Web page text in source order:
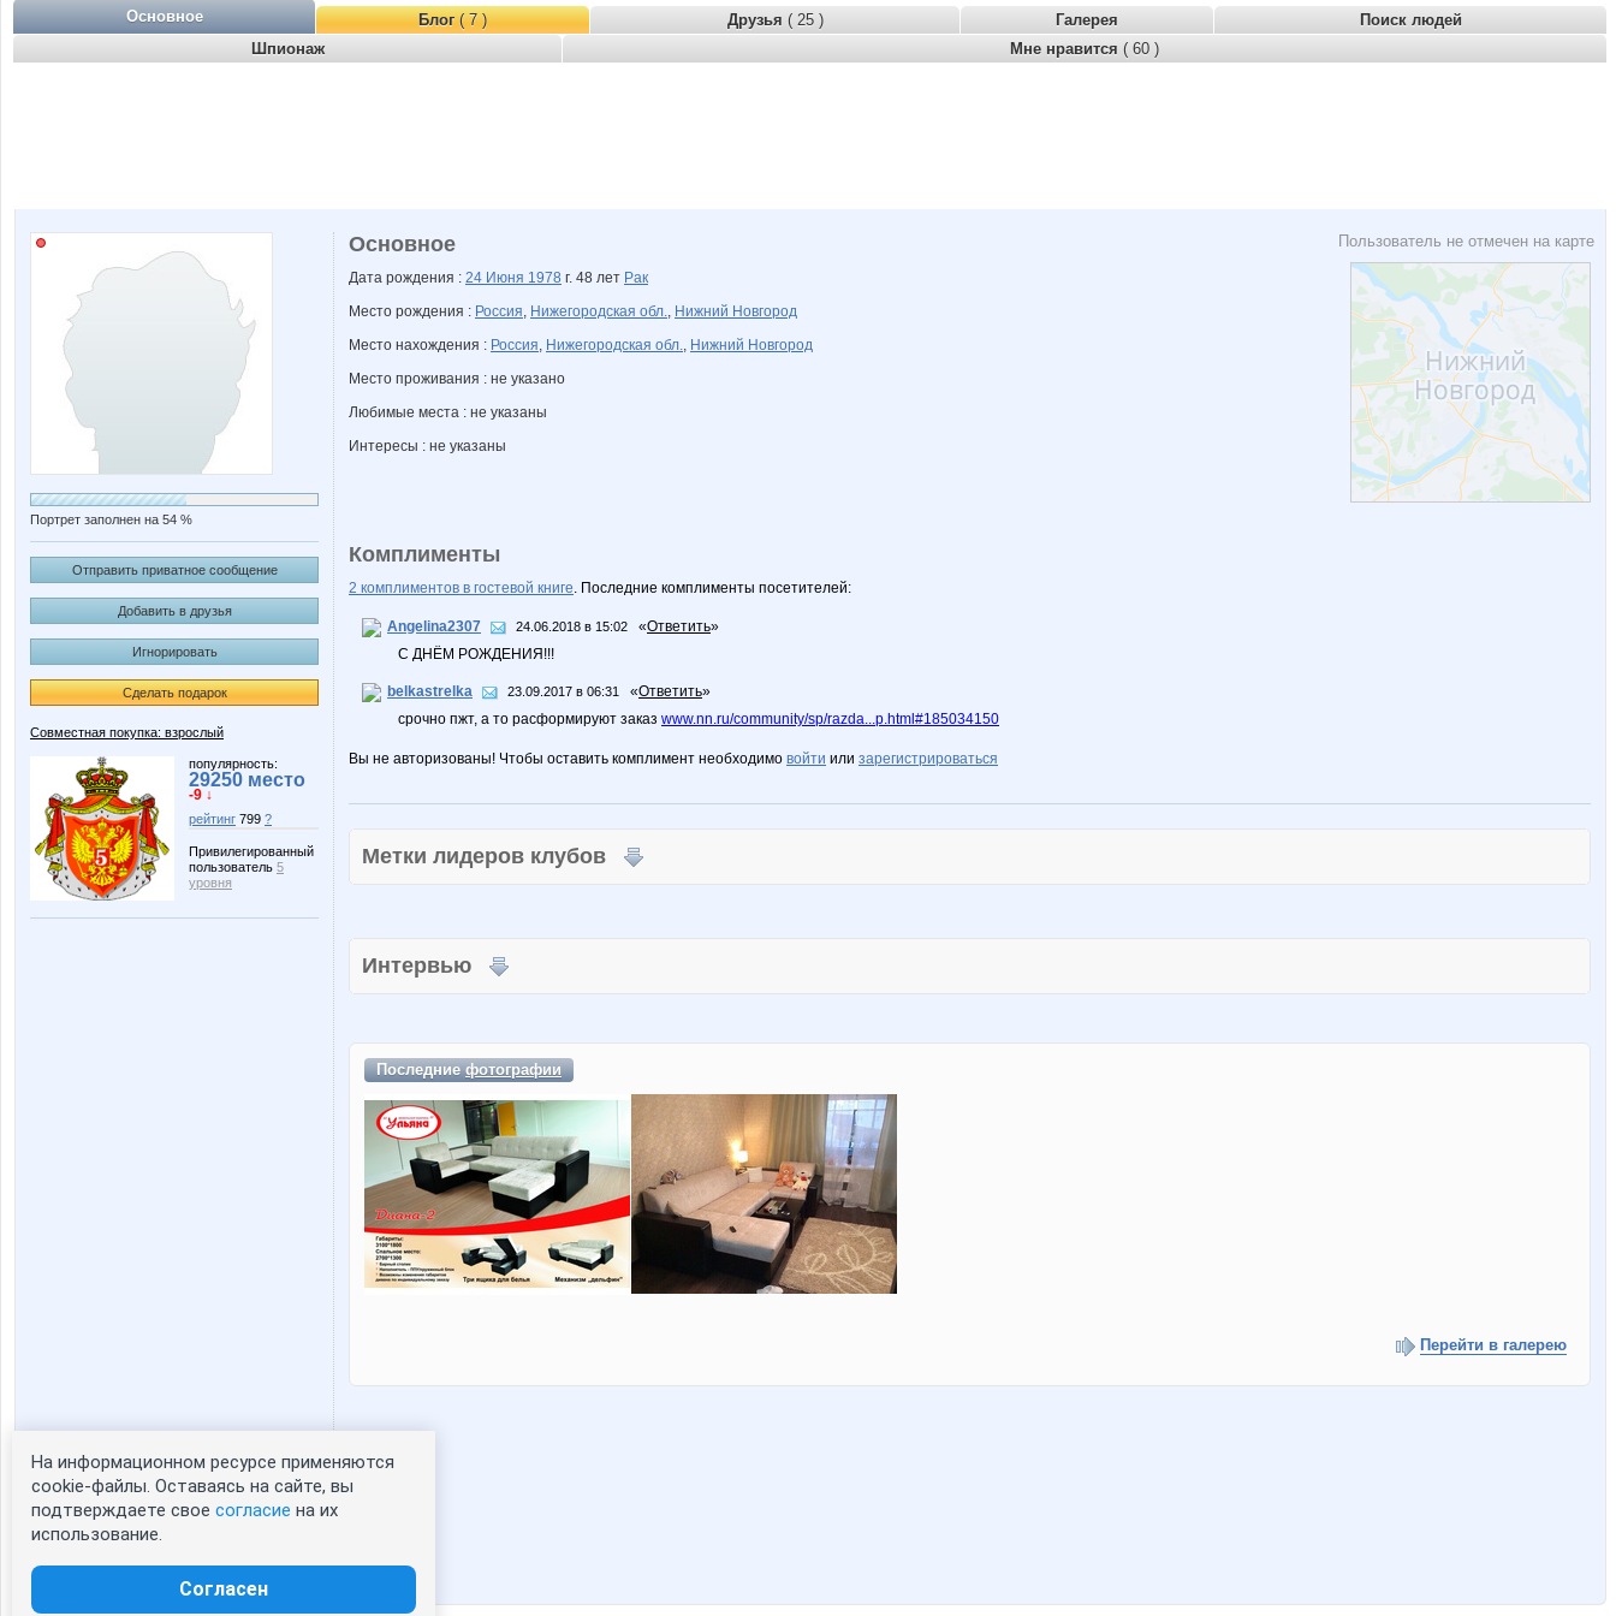
Основное Блог( 7 ) Друзья ( 25 ) Галерея
Поиск людей
Шпионаж
Мне нравится ( 60 )
Портрет заполнен на 54 %
Отправить приватное сообщение
Добавить в друзья
Игнорировать
Сделать подарок
Совместная покупка: взрослый
популярность:
29250 место
-9 ↓
рейтинг 799 ?
Привилегированный
пользователь 5
уровня
Статистика портрета:
сейчас просматривают портрет - 0
зарегистрированные пользователи
Пользователь не отмечен на карте
Основное
Дата рождения : 24 Июня 1978 г. 48 лет Рак
Место рождения : Россия, Нижегородская обл., Нижний Новгород
Место нахождения : Россия, Нижегородская обл., Нижний Новгород
Место проживания : не указано
Любимые места : не указаны
Интересы : не указаны
Комплименты
2 комплиментов в гостевой книге. Последние комплименты посетителей:
Angelina2307 24.06.2018 в 15:02 «Ответить»
С ДНЁМ РОЖДЕНИЯ!!!
belkastrelka 23.09.2017 в 06:31 «Ответить»
срочно пжт, а то расформируют заказ www.nn.ru/community/sp/razda...p.html#185034150
Вы не авторизованы! Чтобы оставить комплимент необходимо войти или зарегистрироваться
Метки лидеров клубов
Интервью
Последниефотографии
Перейти в галерею
На информационном ресурсе применяются
cookie-файлы. Оставаясь на сайте, вы
подтверждаете свое согласие на их
использование.
Согласен